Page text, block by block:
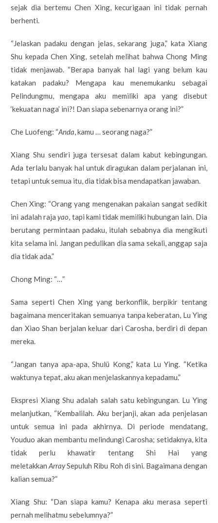
sejak dia bertemu Chen Xing, kecurigaan ini tidak pernah
berhenti.
“Jelaskan padaku dengan jelas, sekarang juga,” kata Xiang
Shu kepada Chen Xing, setelah melihat bahwa Chong Ming
tidak menjawab. “Berapa banyak hal lagi yang belum kau
katakan padaku? Mengapa kau menemukanku sebagai
Pelindungmu, mengapa aku memiliki apa yang disebut
‘kekuatan naga’ ini?! Dan siapa sebenarnya orang ini?”
Che Luofeng: “Anda, kamu … seorang naga?”
Xiang Shu sendiri juga tersesat dalam kabut kebingungan.
Ada terlalu banyak hal untuk diragukan dalam perjalanan ini,
tetapi untuk semua itu, dia tidak bisa mendapatkan jawaban.
Chen Xing: “Orang yang mengenakan pakaian sangat sedikit
ini adalah rajayao, tapi kami tidak memiliki hubungan lain. Dia
berutang permintaan padaku, itulah sebabnya dia mengikuti
kita selama ini. Jangan pedulikan dia sama sekali, anggap saja
dia tidak ada.”
Chong Ming: “…”
Sama seperti Chen Xing yang berkonflik, berpikir tentang
bagaimana menceritakan semuanya tanpa keberatan, Lu Ying
dan Xiao Shan berjalan keluar dari Carosha, berdiri di depan
mereka.
“Jangan tanya apa-apa, Shulü Kong,” kata Lu Ying. “Ketika
waktunya tepat, aku akan menjelaskannya kepadamu.”
Ekspresi Xiang Shu adalah salah satu kebingungan. Lu Ying
melanjutkan, “Kembalilah. Aku berjanji, akan ada penjelasan
untuk semua ini pada akhirnya. Di periode mendatang,
Youduo akan membantu melindungi Carosha; setidaknya, kita
tidak perlu khawatir tentang Shi Hai yang
meletakkanArraySepuluh Ribu Roh di sini. Bagaimana dengan
kalian semua?”
Xiang Shu: “Dan siapa kamu? Kenapa aku merasa seperti
pernah melihatmu sebelumnya?”